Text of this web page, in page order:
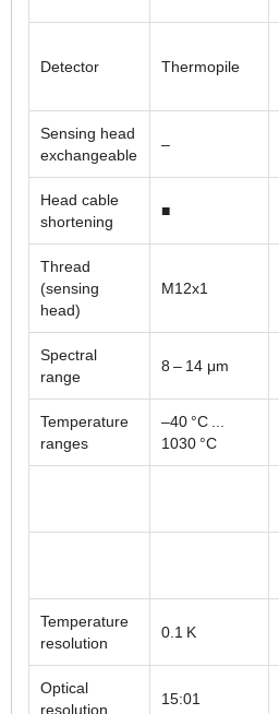
Detector Thermopile
Sensing head
exchangeable
–
Head cable
shortening
■
Thread
(sensing
head)
M12x1
Spectral
range
8 – 14 μm
Temperature
ranges
–40 °C ...
1030 °C
Temperature
resolution
0.1 K
Optical
resolution
15:01